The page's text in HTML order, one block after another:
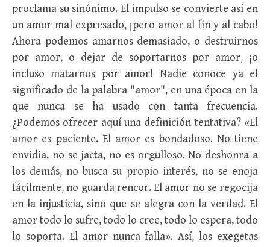
proclama su sinónimo. El impulso se convierte así en
un amor mal expresado, ¡pero amor al fin y al cabo!
Ahora podemos amarnos demasiado, o destruirnos
por amor, o dejar de soportarnos por amor, ¡o
incluso matarnos por amor! Nadie conoce ya el
significado de la palabra "amor", en una época en la
que nunca se ha usado con tanta frecuencia.
¿Podemos ofrecer aquí una definición tentativa? «El
amor es paciente. El amor es bondadoso. No tiene
envidia, no se jacta, no es orgulloso. No deshonra a
los demás, no busca su propio interés, no se enoja
fácilmente, no guarda rencor. El amor no se regocija
en la injusticia, sino que se alegra con la verdad. El
amor todo lo sufre, todo lo cree, todo lo espera, todo
lo soporta. El amor nunca falla». Así, los exegetas